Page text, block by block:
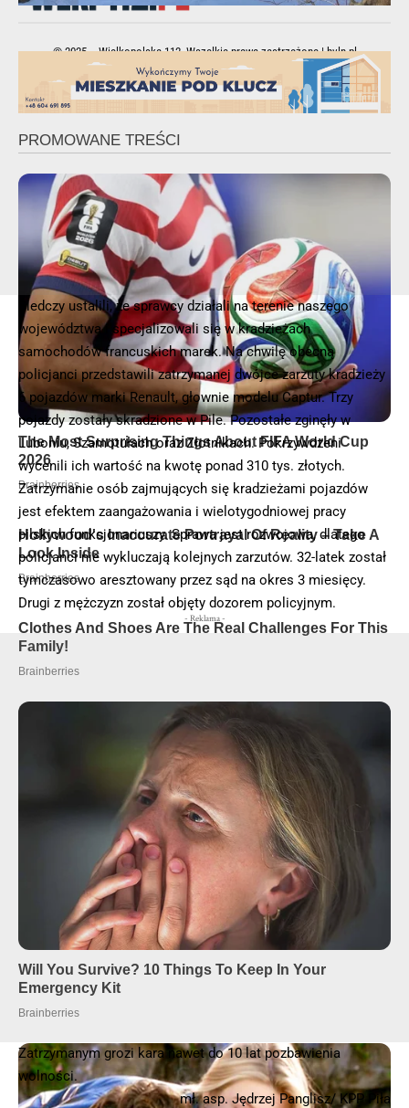
Śledczy ustalili, że sprawcy działali na terenie naszego
województwa i specjalizowali się w kradzieżach
samochodów francuskich marek. Na chwilę obecną
policjanci przedstawili zatrzymanej dwójce zarzuty kradzieży
6 pojazdów marki Renault, głownie modelu Captur. Trzy
pojazdy zostały skradzione w Pile. Pozostałe zginęły w
Luboniu, Szamotułach oraz Złotnikach. Pokrzywdzeni
wycenili ich wartość na kwotę ponad 310 tys. złotych.
Zatrzymanie osób zajmujących się kradzieżami pojazdów
jest efektem zaangażowania i wielotygodniowej pracy
pilskich funkcjonariuszy. Sprawa jest rozwojowa, dlatego
policjanci nie wykluczają kolejnych zarzutów. 32-latek został
tymczasowo aresztowany przez sąd na okres 3 miesięcy.
Drugi z mężczyzn został objęty dozorem policyjnym.
- Reklama -
Zatrzymanym grozi kara nawet do 10 lat pozbawienia
wolności.
mł. asp. Jędrzej Panglisz/ KPP Piła
© 2025 – Wielkopolska 112, Wszelkie prawa zastrzeżone |hvln.pl